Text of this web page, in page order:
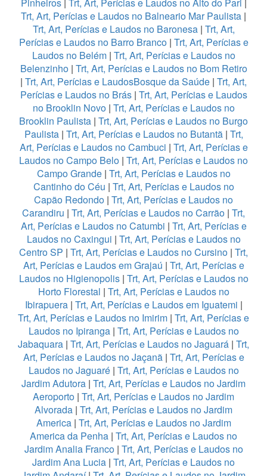
Pinheiros| Trt, Art, Perícias e Laudos no Alto do Pari |
Trt, Art, Perícias e Laudos no Balneario Mar Paulista |
Trt, Art, Perícias e Laudos no Baronesa| Trt, Art,
Perícias e Laudos no Barro Branco| Trt, Art, Perícias e
Laudos no Belém| Trt, Art, Perícias e Laudos no
Belenzinho| Trt, Art, Perícias e Laudos no Bom Retiro
| Trt, Art, Perícias e LaudosBosque da Saúde | Trt, Art,
Perícias e Laudos no Brás| Trt, Art, Perícias e Laudos
no Brooklin Novo| Trt, Art, Perícias e Laudos no
Brooklin Paulista | Trt, Art, Perícias e Laudos no Burgo
Paulista| Trt, Art, Perícias e Laudos no Butantã| Trt,
Art, Perícias e Laudos no Cambuci | Trt, Art, Perícias e
Laudos no Campo Belo | Trt, Art, Perícias e Laudos no
Campo Grande| Trt, Art, Perícias e Laudos no
Cantinho do Céu | Trt, Art, Perícias e Laudos no
Capão Redondo | Trt, Art, Perícias e Laudos no
Carandiru | Trt, Art, Perícias e Laudos no Carrão | Trt,
Art, Perícias e Laudos no Catumbi | Trt, Art, Perícias e
Laudos no Caxingui | Trt, Art, Perícias e Laudos no
Centro SP | Trt, Art, Perícias e Laudos no Cursino | Trt,
Art, Perícias e Laudos em Grajaú | Trt, Art, Perícias e
Laudos no Higienopolis| Trt, Art, Perícias e Laudos no
Horto Florestal | Trt, Art, Perícias e Laudos no
Ibirapuera| Trt, Art, Perícias e Laudos em Iguatemi |
Trt, Art, Perícias e Laudos no Imirim | Trt, Art, Perícias e
Laudos no Ipiranga| Trt, Art, Perícias e Laudos no
Jabaquara | Trt, Art, Perícias e Laudos no Jaguará | Trt,
Art, Perícias e Laudos no Jaçanã| Trt, Art, Perícias e
Laudos no Jaguaré| Trt, Art, Perícias e Laudos no
Jardim Adutora | Trt, Art, Perícias e Laudos no Jardim
Aeroporto | Trt, Art, Perícias e Laudos no Jardim
Alvorada | Trt, Art, Perícias e Laudos no Jardim
America| Trt, Art, Perícias e Laudos no Jardim
America da Penha | Trt, Art, Perícias e Laudos no
Jardim Analia Franco| Trt, Art, Perícias e Laudos no
Jardim Ana Lucia | Trt, Art, Perícias e Laudos no